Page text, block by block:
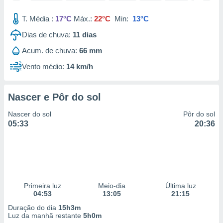
utilizar
criar
medir
da
medir o
fontes,
e melhorar
dados
T. Média : 17°C Máx.: 22°C Min: 13°C
Dias de chuva: 11 dias
Acum. de chuva: 66 mm
Vento médio: 14 km/h
Nascer e Pôr do sol
Nascer do sol
05:33
Pôr do sol
20:36
Primeira luz
04:53
Meio-dia
13:05
Última luz
21:15
Duração do dia 15h3m
Luz da manhã restante 5h0m